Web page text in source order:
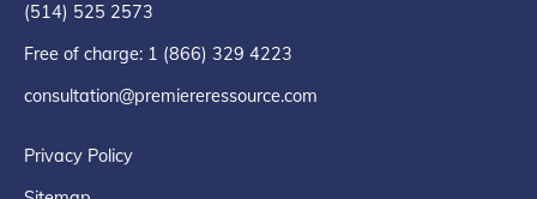
(514) 525 2573
Free of charge: 1 (866) 329 4223
consultation@premiereressource.com
Privacy Policy